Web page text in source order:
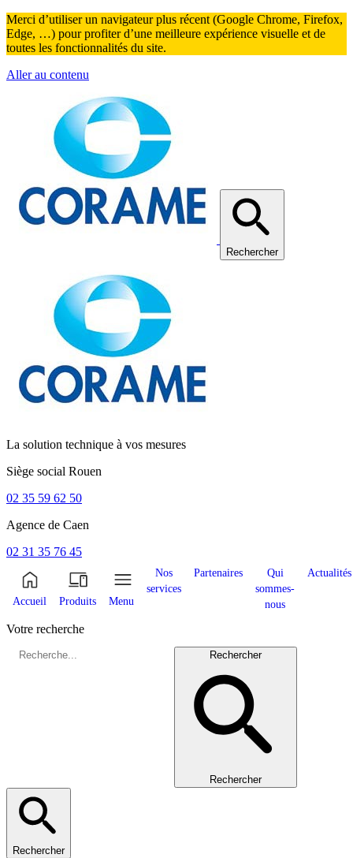
Merci d’utiliser un navigateur plus récent (Google Chrome, Firefox,
Edge, …) pour profiter d’une meilleure expérience visuelle et de
toutes les fonctionnalités du site.
Aller au contenu
Rechercher
La solution technique à vos mesures
Siège social Rouen
02 35 59 62 50
Agence de Caen
02 31 35 76 45
Accueil Produits Menu
Nos
services
Partenaires
Qui
sommes-
nous
Actualités
Votre recherche
Rechercher
Rechercher
Rechercher